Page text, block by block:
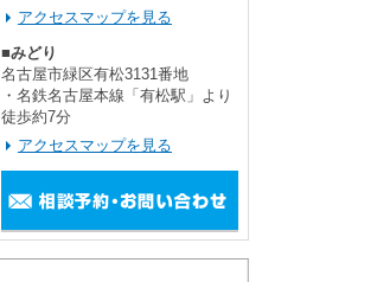
アクセスマップを見る
■みどり
名古屋市緑区有松3131番地
・名鉄名古屋本線「有松駅」より
徒歩約7分
アクセスマップを見る